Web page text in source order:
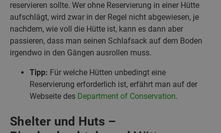
reservieren sollte. Wer ohne Reservierung in einer Hütte
aufschlägt, wird zwar in der Regel nicht abgewiesen, je
nachdem, wie voll die Hütte ist, kann es dann aber
passieren, dass man seinen Schlafsack auf dem Boden
irgendwo in den Gängen ausrollen muss.
Tipp: Für welche Hütten unbedingt eine
Reservierung erforderlich ist, erfährt man auf der
Webseite des Department of Conservation.
Shelter und Huts –